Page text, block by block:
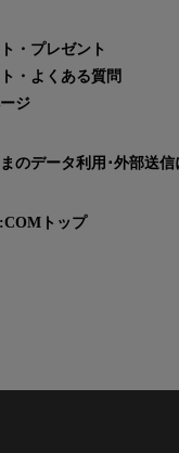
・プレゼント
・よくある質問
ジ
のデータ利用･外部送信
トップ